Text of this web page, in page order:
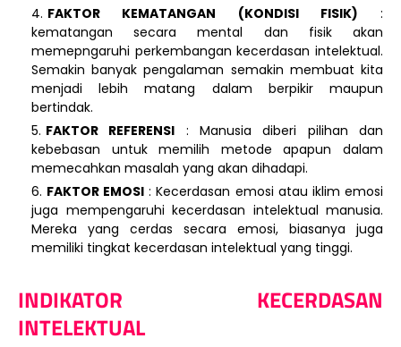
FAKTOR KEMATANGAN (KONDISI FISIK) :
kematangan secara mental dan fisik akan
memepngaruhi perkembangan kecerdasan intelektual.
Semakin banyak pengalaman semakin membuat kita
menjadi lebih matang dalam berpikir maupun
bertindak.
FAKTOR REFERENSI : Manusia diberi pilihan dan
kebebasan untuk memilih metode apapun dalam
memecahkan masalah yang akan dihadapi.
FAKTOR EMOSI : Kecerdasan emosi atau iklim emosi
juga mempengaruhi kecerdasan intelektual manusia.
Mereka yang cerdas secara emosi, biasanya juga
memiliki tingkat kecerdasan intelektual yang tinggi.
INDIKATOR KECERDASAN
INTELEKTUAL